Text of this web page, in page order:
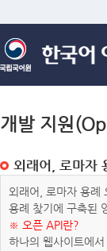
개발 지원
외래어, 로마자
외래어, 로마자 용례
용례 찾기에 구축된
※ 오픈 API란?
하나의 웹사이트에